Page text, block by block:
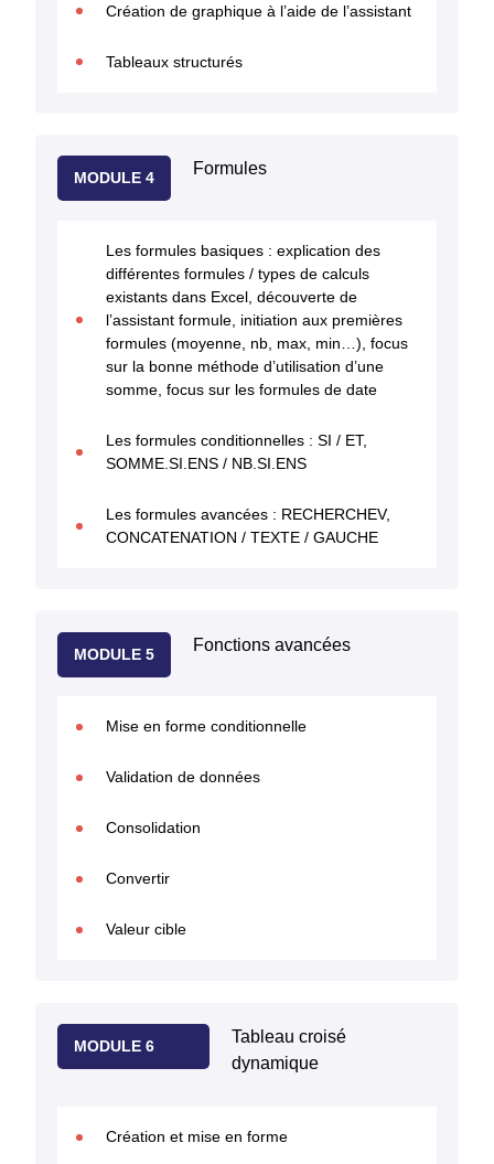
Création de graphique à l’aide de l’assistant
Tableaux structurés
MODULE 4 Formules
Les formules basiques : explication des
différentes formules / types de calculs
existants dans Excel, découverte de
l’assistant formule, initiation aux premières
formules (moyenne, nb, max, min…), focus
sur la bonne méthode d’utilisation d’une
somme, focus sur les formules de date
Les formules conditionnelles : SI / ET,
SOMME.SI.ENS / NB.SI.ENS
Les formules avancées : RECHERCHEV,
CONCATENATION / TEXTE / GAUCHE
MODULE 5 Fonctions avancées
Mise en forme conditionnelle
Validation de données
Consolidation
Convertir
Valeur cible
MODULE 6
Tableau croisé
dynamique
Création et mise en forme